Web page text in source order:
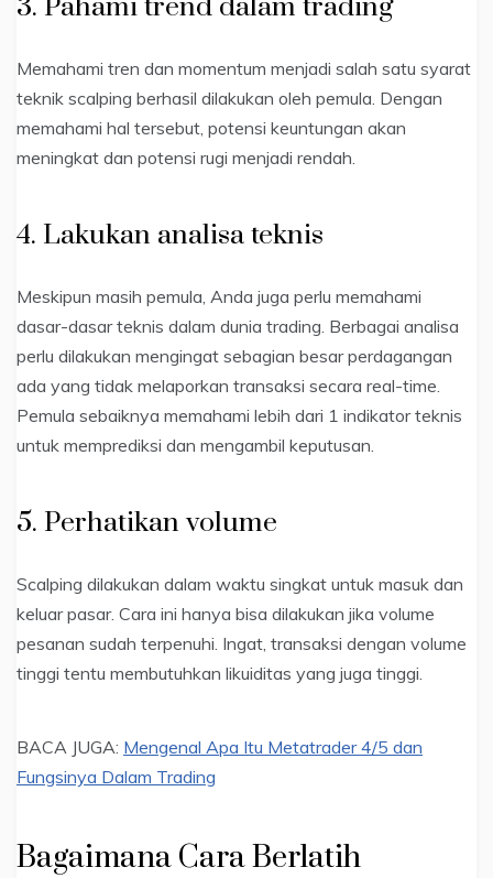
3. Pahami trend dalam trading
Memahami tren dan momentum menjadi salah satu syarat
teknik scalping berhasil dilakukan oleh pemula. Dengan
memahami hal tersebut, potensi keuntungan akan
meningkat dan potensi rugi menjadi rendah.
4. Lakukan analisa teknis
Meskipun masih pemula, Anda juga perlu memahami
dasar-dasar teknis dalam dunia trading. Berbagai analisa
perlu dilakukan mengingat sebagian besar perdagangan
ada yang tidak melaporkan transaksi secara real-time.
Pemula sebaiknya memahami lebih dari 1 indikator teknis
untuk memprediksi dan mengambil keputusan.
5. Perhatikan volume
Scalping dilakukan dalam waktu singkat untuk masuk dan
keluar pasar. Cara ini hanya bisa dilakukan jika volume
pesanan sudah terpenuhi. Ingat, transaksi dengan volume
tinggi tentu membutuhkan likuiditas yang juga tinggi.
BACA JUGA: Mengenal Apa Itu Metatrader 4/5 dan
Fungsinya Dalam Trading
Bagaimana Cara Berlatih